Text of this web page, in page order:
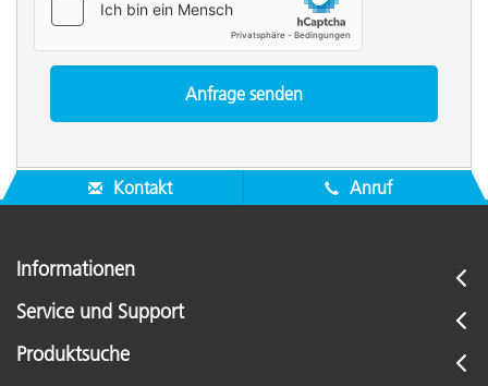
Kontakt Anruf
Informationen
Service und Support
Produktsuche